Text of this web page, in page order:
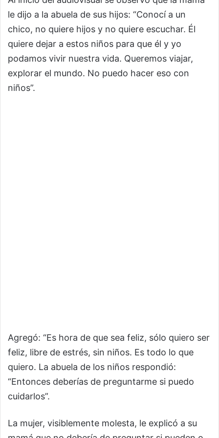
le dijo a la abuela de sus hijos: “Conocí a un
chico, no quiere hijos y no quiere escuchar. Él
quiere dejar a estos niños para que él y yo
podamos vivir nuestra vida. Queremos viajar,
explorar el mundo. No puedo hacer eso con
niños”.
Agregó: “Es hora de que sea feliz, sólo quiero ser
feliz, libre de estrés, sin niños. Es todo lo que
quiero. La abuela de los niños respondió:
“Entonces deberías de preguntarme si puedo
cuidarlos”.
La mujer, visiblemente molesta, le explicó a su